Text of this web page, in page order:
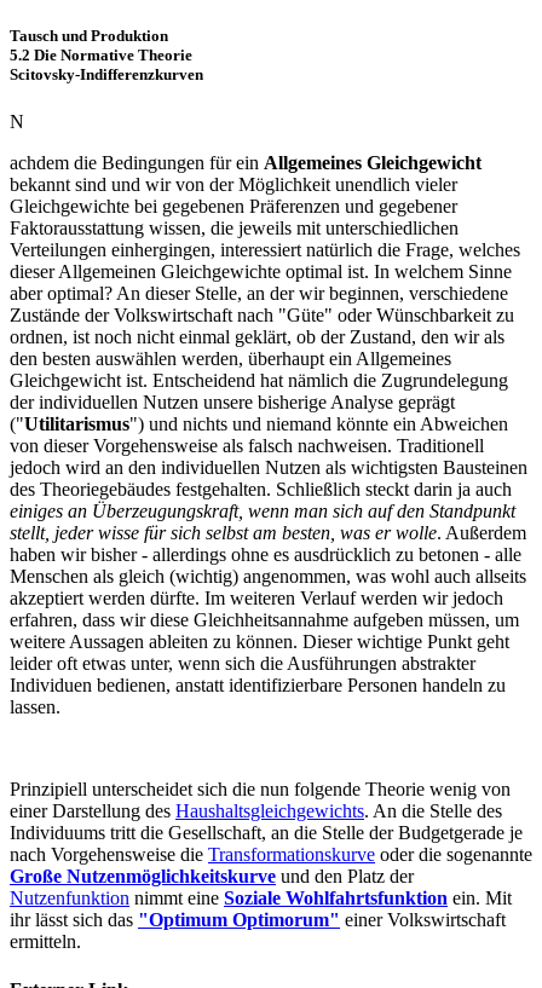
Tausch und Produktion
5.2 Die Normative Theorie
Scitovsky-Indifferenzkurven
N
achdem die Bedingungen für ein Allgemeines Gleichgewicht
bekannt sind und wir von der Möglichkeit unendlich vieler
Gleichgewichte bei gegebenen Präferenzen und gegebener
Faktorausstattung wissen, die jeweils mit unterschiedlichen
Verteilungen einhergingen, interessiert natürlich die Frage, welches
dieser Allgemeinen Gleichgewichte optimal ist. In welchem Sinne
aber optimal? An dieser Stelle, an der wir beginnen, verschiedene
Zustände der Volkswirtschaft nach "Güte" oder Wünschbarkeit zu
ordnen, ist noch nicht einmal geklärt, ob der Zustand, den wir als
den besten auswählen werden, überhaupt ein Allgemeines
Gleichgewicht ist. Entscheidend hat nämlich die Zugrundelegung
der individuellen Nutzen unsere bisherige Analyse geprägt
("Utilitarismus") und nichts und niemand könnte ein Abweichen
von dieser Vorgehensweise als falsch nachweisen. Traditionell
jedoch wird an den individuellen Nutzen als wichtigsten Bausteinen
des Theoriegebäudes festgehalten. Schließlich steckt darin ja auch
einiges an Überzeugungskraft, wenn man sich auf den Standpunkt
stellt, jeder wisse für sich selbst am besten, was er wolle. Außerdem
haben wir bisher - allerdings ohne es ausdrücklich zu betonen - alle
Menschen als gleich (wichtig) angenommen, was wohl auch allseits
akzeptiert werden dürfte. Im weiteren Verlauf werden wir jedoch
erfahren, dass wir diese Gleichheitsannahme aufgeben müssen, um
weitere Aussagen ableiten zu können. Dieser wichtige Punkt geht
leider oft etwas unter, wenn sich die Ausführungen abstrakter
Individuen bedienen, anstatt identifizierbare Personen handeln zu
lassen.
Prinzipiell unterscheidet sich die nun folgende Theorie wenig von
einer Darstellung des Haushaltsgleichgewichts. An die Stelle des
Individuums tritt die Gesellschaft, an die Stelle der Budgetgerade je
nach Vorgehensweise die Transformationskurve oder die sogenannte
Große Nutzenmöglichkeitskurve und den Platz der
Nutzenfunktion nimmt eine Soziale Wohlfahrtsfunktion ein. Mit
ihr lässt sich das "Optimum Optimorum" einer Volkswirtschaft
ermitteln.